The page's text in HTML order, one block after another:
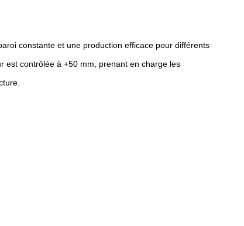
constante et une production efficace pour différents
est contrôlée à +50 mm, prenant en charge les